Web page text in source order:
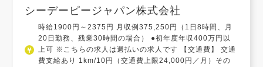
シーデーピージャパン株式会社
時給1900円～2375円 月収例375,250円（1日8時間、月
20日勤務、残業30時間の場合） ●初年度年収400万円以
上可 ※こちらの求人は週払いの求人です 【交通費】 交通
費支給あり 1km/10円（交通費上限24,000円／月）その